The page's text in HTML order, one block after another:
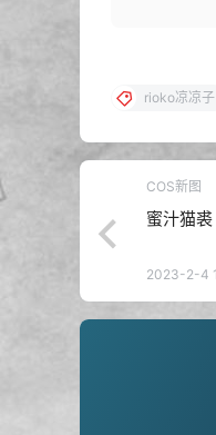
rioko凉凉子
COS新图
蜜汁猫
2023-2-4